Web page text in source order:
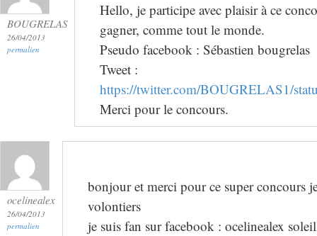
BOUGRELAS
26/04/2013
permalien
Hello, je participe avec plaisir à ce
gagner, comme tout le monde.
Pseudo facebook : Sébastien bougrelas
Tweet :
https://twitter.com/BOUGRELAS1/
Merci pour le concours.
ocelinealex
26/04/2013
permalien
bonjour et merci pour ce super concours
volontiers
je suis fan sur facebook : ocelinealex